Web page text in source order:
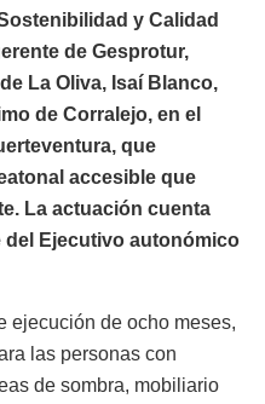
y Calidad
de Gesprotur,
La Oliva, Isaí Blanco,
de Corralejo, en el
que
accesible que
La actuación cuenta
Ejecutivo autonómico
ejecución de ocho meses,
las personas con
de sombra, mobiliario